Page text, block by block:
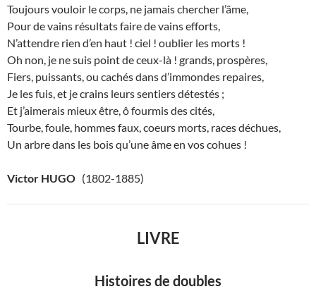
Toujours vouloir le corps, ne jamais chercher l’âme,
Pour de vains résultats faire de vains efforts,
N’attendre rien d’en haut ! ciel ! oublier les morts !
Oh non, je ne suis point de ceux-là ! grands, prospères,
Fiers, puissants, ou cachés dans d’immondes repaires,
Je les fuis, et je crains leurs sentiers détestés ;
Et j’aimerais mieux être, ô fourmis des cités,
Tourbe, foule, hommes faux, coeurs morts, races déchues,
Un arbre dans les bois qu’une âme en vos cohues !
Victor HUGO (1802-1885)
LIVRE
Histoires de doubles